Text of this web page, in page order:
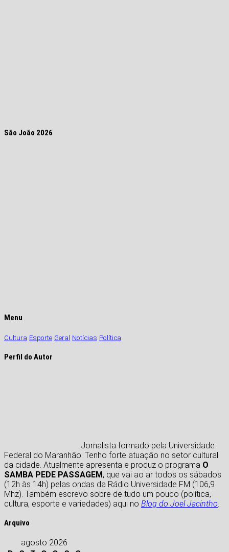
São João 2026
Menu
Cultura Esporte Geral Notícias Política
Perfil do Autor
Jornalista formado pela Universidade
Federal do Maranhão. Tenho forte atuação no setor cultural
da cidade. Atualmente apresenta e produz o programa O
SAMBA PEDE PASSAGEM, que vai ao ar todos os sábados
(12h às 14h) pelas ondas da Rádio Universidade FM (106,9
Mhz). Também escrevo sobre de tudo um pouco (política,
cultura, esporte e variedades) aqui no Blog do Joel Jacintho
Arquivo
agosto 2026